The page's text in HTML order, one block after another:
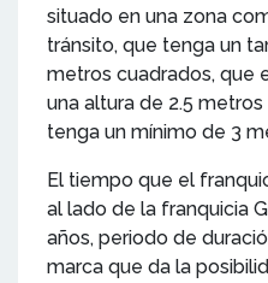
situado en una zona
tránsito, que tenga un
metros cuadrados, que
una altura de 2.5
tenga un mínimo de 3
El tiempo que el
al lado de la franquicia
años, periodo de
marca que da la